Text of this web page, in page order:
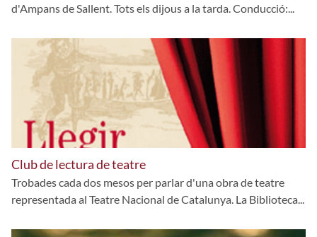
d'Ampans de Sallent. Tots els dijous a la tarda. Conducció:...
Club de lectura de teatre
Trobades cada dos mesos per parlar d'una obra de teatre
representada al Teatre Nacional de Catalunya. La Biblioteca...